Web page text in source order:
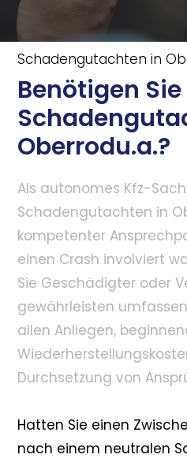
Schadengutachten in
Benötigen
Oberrodu.a.?
Als autonomes Kfz-
Schadengutachten in
kompetenter
einen Crash involviert
Sie Geschädigter oder
gewährleisten
allen Anliegen,
Durchsetzung von
Hatten Sie einen
nach einem neutralen